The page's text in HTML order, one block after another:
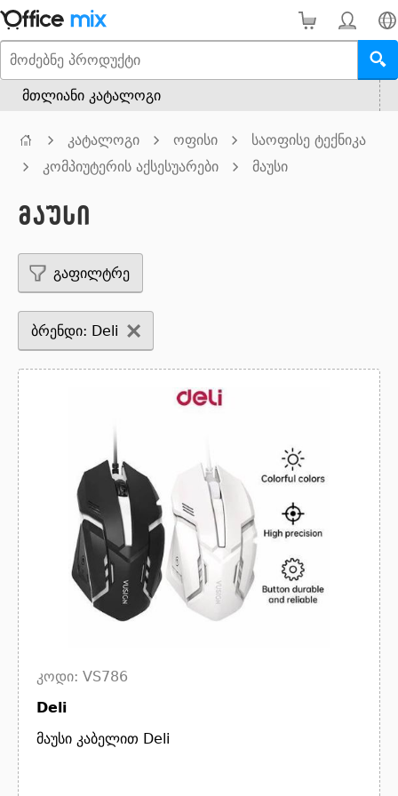
მთლიანი კატალოგი
კატალოგი ოფისი
საოფისე ტექნიკა
კომპიუტერის აქსესუარები
მაუსი
მაუსი
გაფილტრე
ბრენდი: Deli
კოდი: VS786
Deli
მაუსი კაბელით Deli